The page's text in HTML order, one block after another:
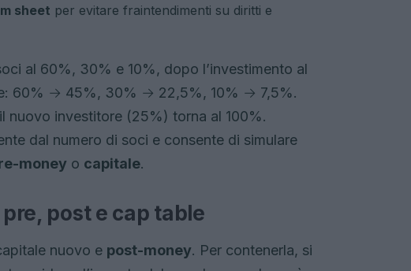
sheet per evitare fraintendimenti su diritti e
al 60%, 30% e 10%, dopo l’investimento al
60% → 45%, 30% → 22,5%, 10% → 7,5%.
nuovo investitore (25%) torna al 100%.
dal numero di soci e consente di simulare
money o capitale.
post e cap table
nuovo e post-money. Per contenerla, si